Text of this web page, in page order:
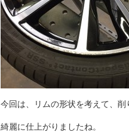
今回は、リムの形状を考えて、削
綺麗に仕上がりましたね。